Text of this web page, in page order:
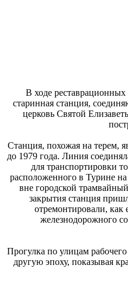
В ходе
старинная станция,
церковь Святой
Станция, похожая на терем,
до 1979 года. Линия
для транспортировки
расположенного в Турине
вне городской
закрытия станция
отремонтировали, как
железнодорожного
Прогулка по улицам
другую эпоху, показывая